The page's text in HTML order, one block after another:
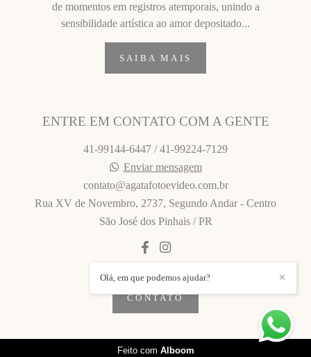
de momentos em registros atemporais, unindo a
sensibilidade artística ao amor depositado...
SAIBA MAIS
ENTRE EM CONTATO COM A GENTE
41-99144-6447 / 41-99224-7129
Enviar mensagem
contato@agatafotoevideo.com.br
Rua XV de Novembro, 2737, Segundo Andar - Centro
São José dos Pinhais / PR
CONTATO
✕
Olá, em que podemos ajudar?
Feito com Alboom